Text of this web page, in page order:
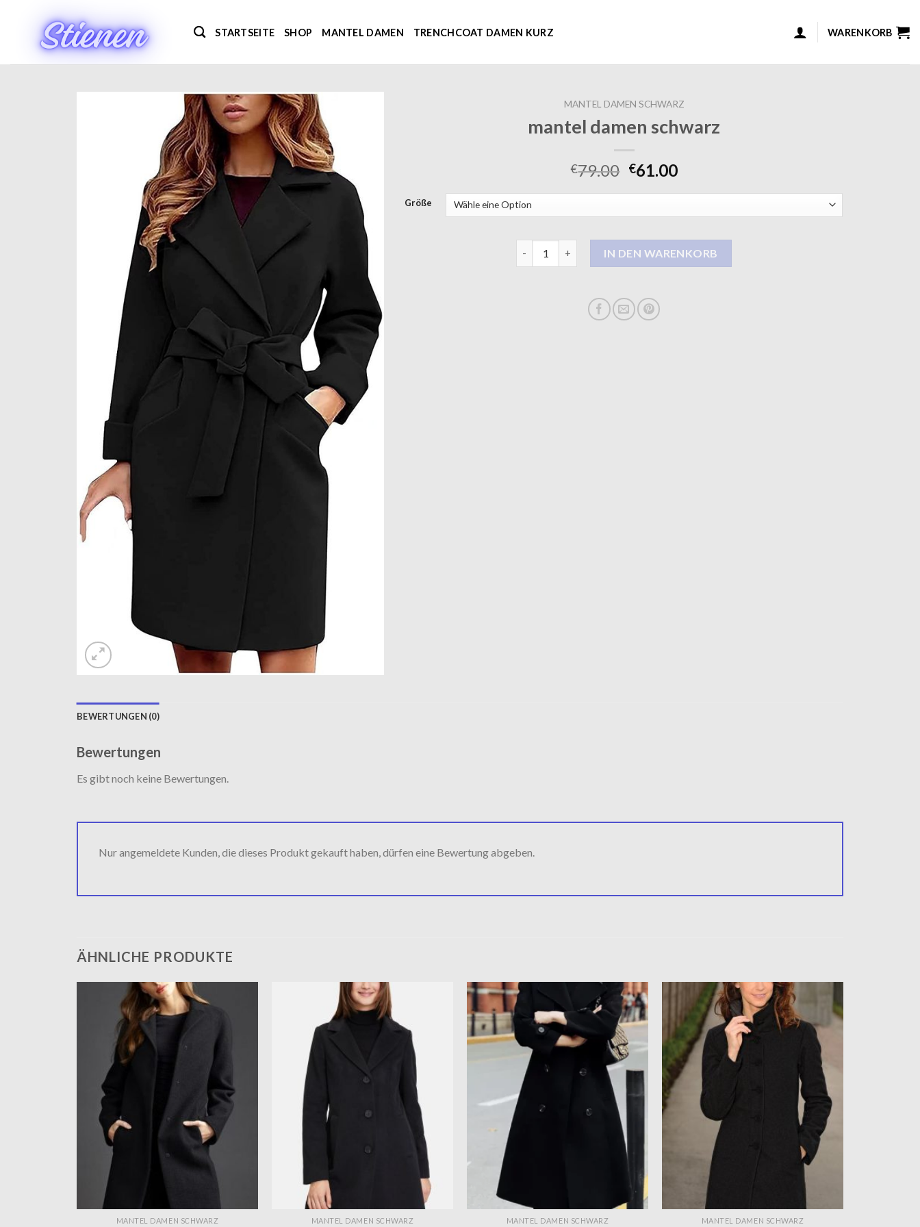
STARTSEITE SHOP MANTEL DAMEN TRENCHCOAT DAMEN KURZ WARENKORB
MANTEL DAMEN SCHWARZ
mantel damen schwarz
€79.00 €61.00
Größe
IN DEN WARENKORB
BEWERTUNGEN (0)
Bewertungen
Es gibt noch keine Bewertungen.
Nur angemeldete Kunden, die dieses Produkt gekauft haben, dürfen eine Bewertung abgeben.
ÄHNLICHE PRODUKTE
MANTEL DAMEN SCHWARZ MANTEL DAMEN SCHWARZ MANTEL DAMEN SCHWARZ MANTEL DAMEN SCHWARZ